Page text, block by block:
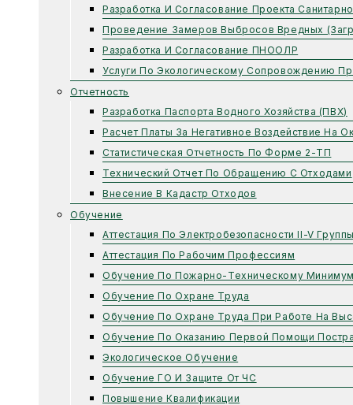
Разработка И Согласование Проекта
Проведение Замеров Выбросов Вредных
Разработка И Согласование ПНООЛР
Услуги По Экологическому Сопровождению
Отчетность
Разработка Паспорта Водного Хозяйства (ПВХ)
Расчет Платы За Негативное Воздействие
Статистическая Отчетность По Форме 2-ТП
Технический Отчет По Обращению С Отходами
Внесение В Кадастр Отходов
Обучение
Аттестация По Электробезопасности II-V
Аттестация По Рабочим Профессиям
Обучение По Пожарно-Техническому
Обучение По Охране Труда
Обучение По Охране Труда При Работе На
Обучение По Оказанию Первой Помощи
Экологическое Обучение
Обучение ГО И Защите От ЧС
Повышение Квалификации